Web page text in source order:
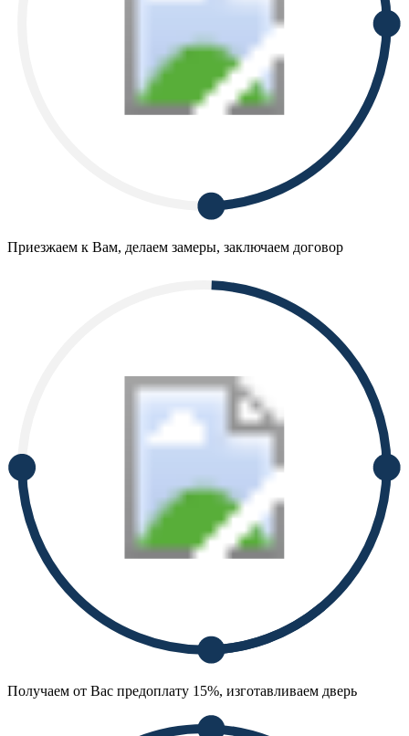
Приезжаем к Вам, делаем замеры, заключаем договор
Получаем от Вас предоплату 15%, изготавливаем дверь